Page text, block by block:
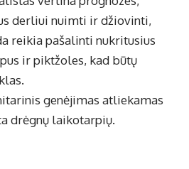
derliui nuimti ir džiovinti,
reikia pašalinti nukritusius
ir piktžoles, kad būtų
genėjimas atliekamas
drėgnų laikotarpių.